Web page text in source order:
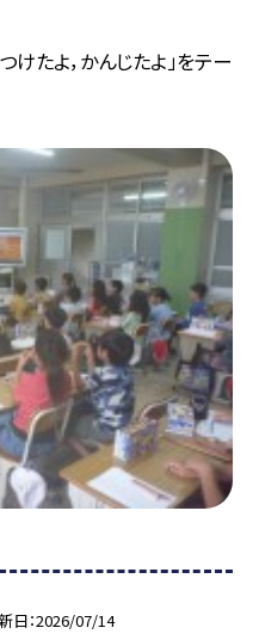
けたよ，かんじたよ」をテー
日 2026/07/14